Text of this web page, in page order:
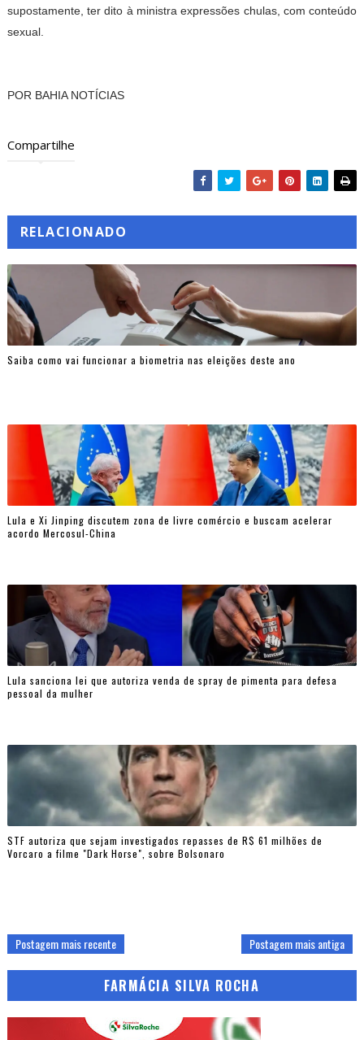
supostamente, ter dito à ministra expressões chulas, com conteúdo
sexual.
POR BAHIA NOTÍCIAS
Compartilhe
RELACIONADO
Saiba como vai funcionar a biometria nas eleições deste ano
Lula e Xi Jinping discutem zona de livre comércio e buscam acelerar
acordo Mercosul-China
Lula sanciona lei que autoriza venda de spray de pimenta para defesa
pessoal da mulher
STF autoriza que sejam investigados repasses de R$ 61 milhões de
Vorcaro a filme "Dark Horse", sobre Bolsonaro
Postagem mais recente Postagem mais antiga
FARMÁCIA SILVA ROCHA